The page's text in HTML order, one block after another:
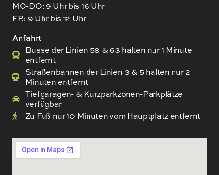
MO-DO: 9 Uhr bis 16 Uhr
FR: 9 Uhr bis 12 Uhr
Anfahrt
Busse der Linien 58 & 63 halten nur 1 Minute
entfernt
Straßenbahnen der Linien 3 & 5 halten nur 2
Minuten entfernt
Tiefgaragen- & Kurzparkzonen-Parkplätze
verfügbar
Zu Fuß nur 10 Minuten vom Hauptplatz entfernt